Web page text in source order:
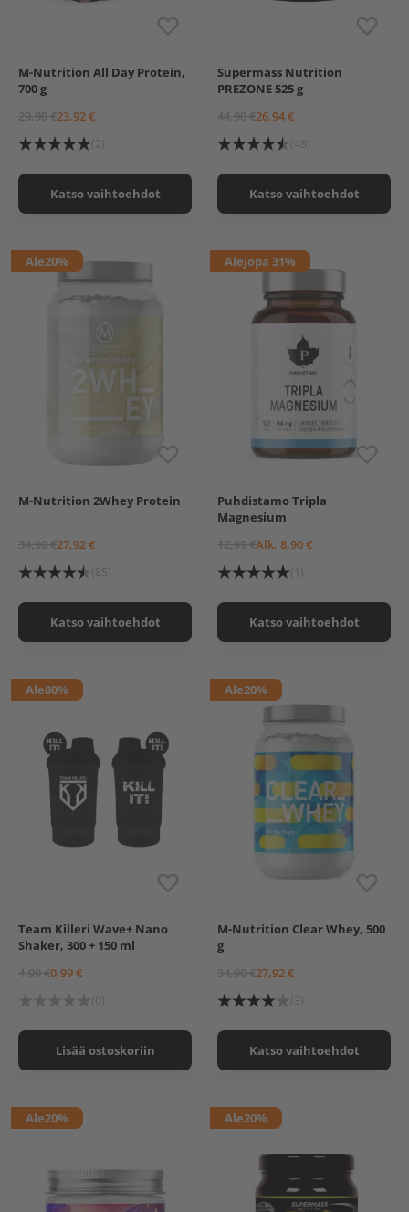
Chocolate Brownie
Marshmallow Dream
Chocolate
Quattro Chocolate
M-Nutrition All Day Protein,
700 g
29,90 €23,92 €
(2)
Katso vaihtoehdot
Red Energy
Wild Berry
Supermass Nutrition
PREZONE 525 g
44,90 €26,94 €
(48)
Katso vaihtoehdot
600 g
600 g, Mansikka
Ale20%
M-Nutrition 2Whey Protein
34,90 €27,92 €
(85)
Katso vaihtoehdot
60 kaps.
120 kaps.
120+20 kaps.
240 kaps.
(Kampanjakoko!)
Alejopa 31%
Puhdistamo Tripla
Magnesium
12,99 €Alk. 8,90 €
Katso vaihtoehdot
Ale80%
Team Killeri Wave+ Nano
Shaker, 300 + 150 ml
4,90 €0,99 €
Lisää ostoskoriin
Raspberry Juice
Apple Pear Juice
Ice Tea Peach
Ale20%
M-Nutrition Clear Whey, 500
g
34,90 €27,92 €
(3)
Katso vaihtoehdot
Ale20% Ale20%